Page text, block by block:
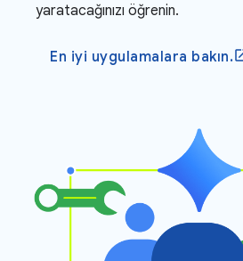
yaratacağınızı öğrenin.
En iyi uygulamalara bakın.